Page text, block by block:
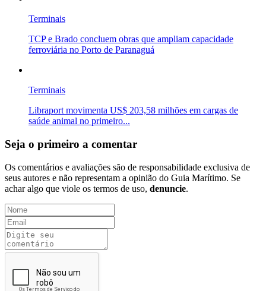
Terminais
TCP e Brado concluem obras que ampliam capacidade
ferroviária no Porto de Paranaguá
Terminais
Libraport movimenta US$ 203,58 milhões em cargas de
saúde animal no primeiro...
Seja o primeiro a comentar
Os comentários e avaliações são de responsabilidade exclusiva de
seus autores e não representam a opinião do Guia Marítimo. Se
achar algo que viole os termos de uso, denuncie.